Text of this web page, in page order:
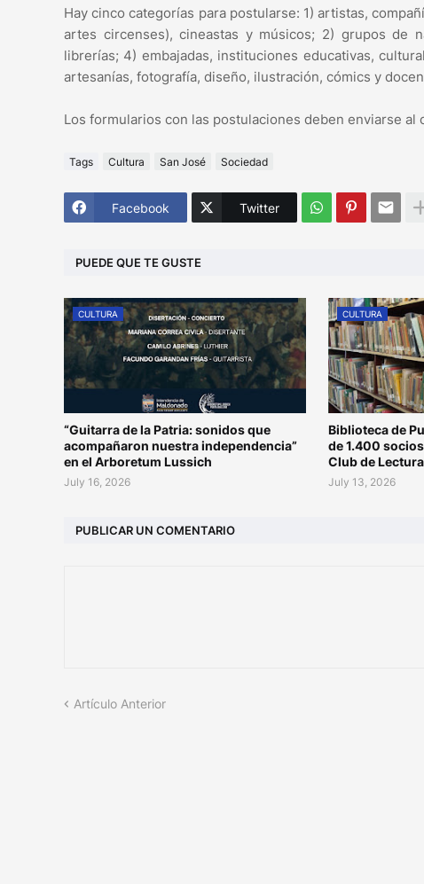
Hay cinco categorías para postularse: 1) artistas,
artes circenses), cineastas y músicos; 2) grupos de
librerías; 4) embajadas, instituciones educativas,
artesanías, fotografía, diseño, ilustración, cómics y
Los formularios con las postulaciones deben enviarse
Tags Cultura San José Sociedad
Facebook Twitter
PUEDE QUE TE GUSTE
CULTURA
“Guitarra de la Patria: sonidos que
acompañaron nuestra independencia”
en el Arboretum Lussich
July 16, 2026
CULTURA
Biblioteca de
de 1.400
Club de Lectura
July 13, 2026
PUBLICAR UN COMENTARIO
Artículo Anterior